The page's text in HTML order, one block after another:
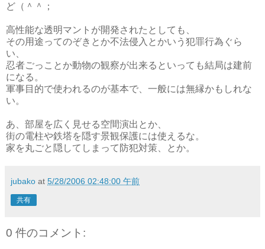
ど（＾＾；
高性能な透明マントが開発されたとしても、
その用途ってのぞきとか不法侵入とかいう犯罪行為ぐら
い、
忍者ごっことか動物の観察が出来るといっても結局は建前
になる。
軍事目的で使われるのが基本で、一般には無縁かもしれな
い。
あ、部屋を広く見せる空間演出とか、
街の電柱や鉄塔を隠す景観保護には使えるな。
家を丸ごと隠してしまって防犯対策、とか。
jubako at 5/28/2006 02:48:00 午前
共有
0 件のコメント: